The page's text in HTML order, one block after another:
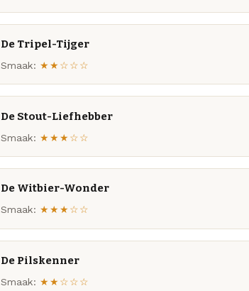
De Tripel-Tijger
Smaak: ★★☆☆☆
De Stout-Liefhebber
Smaak: ★★★☆☆
De Witbier-Wonder
Smaak: ★★★☆☆
De Pilskenner
Smaak: ★★☆☆☆